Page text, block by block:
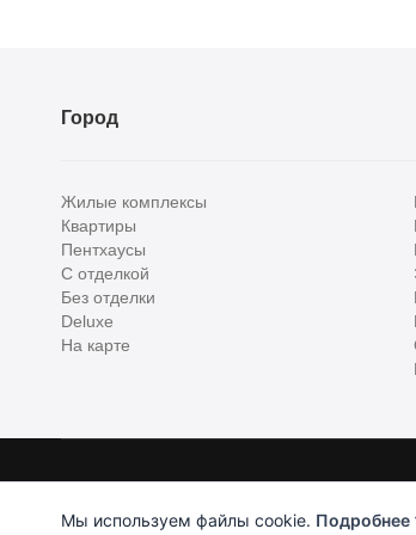
Город
Жилые комплексы
Квартиры
Пентхаусы
С отделкой
Без отделки
Deluxe
На карте
Homehunter - первый полноценный онлайн-сервис
Мы используем файлы cookie. Подробнее